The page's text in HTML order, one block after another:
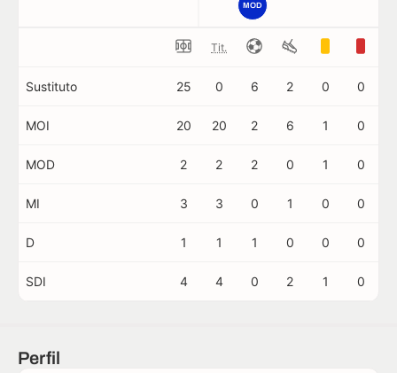
MOD
Tit.
Sustituto 25 0 6 2 0 0
MOI 20 20 2 6 1 0
MOD 2 2 2 0 1 0
MI 3 3 0 1 0 0
D 1 1 1 0 0 0
SDI 4 4 0 2 1 0
Perfil